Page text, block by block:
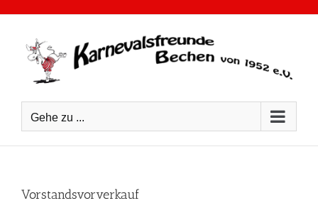
Gehe zu ...
Vorstandsvorverkauf